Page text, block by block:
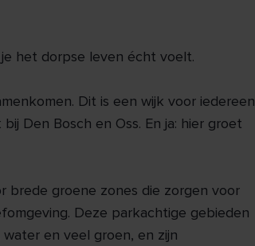
het dorpse leven écht voelt.
Dit is een wijk voor iedereen
Den Bosch en Oss. En ja: hier groet
brede groene zones die zorgen voor
Deze parkachtige gebieden
en veel groen, en zijn